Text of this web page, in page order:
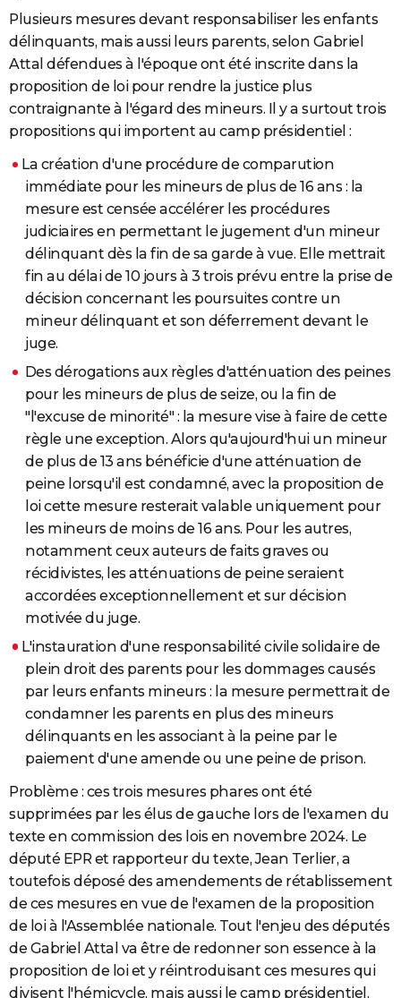
Plusieurs mesures devant responsabiliser les enfants
délinquants, mais aussi leurs parents, selon Gabriel
Attal défendues à l'époque ont été inscrite dans la
proposition de loi pour rendre la justice plus
contraignante à l'égard des mineurs. Il y a surtout trois
propositions qui importent au camp présidentiel :
La création d'une procédure de comparution
immédiate pour les mineurs de plus de 16 ans : la
mesure est censée accélérer les procédures
judiciaires en permettant le jugement d'un mineur
délinquant dès la fin de sa garde à vue. Elle mettrait
fin au délai de 10 jours à 3 trois prévu entre la prise de
décision concernant les poursuites contre un
mineur délinquant et son déferrement devant le
juge.
Des dérogations aux règles d'atténuation des peines
pour les mineurs de plus de seize, ou la fin de
"l'excuse de minorité" : la mesure vise à faire de cette
règle une exception. Alors qu'aujourd'hui un mineur
de plus de 13 ans bénéficie d'une atténuation de
peine lorsqu'il est condamné, avec la proposition de
loi cette mesure resterait valable uniquement pour
les mineurs de moins de 16 ans. Pour les autres,
notamment ceux auteurs de faits graves ou
récidivistes, les atténuations de peine seraient
accordées exceptionnellement et sur décision
motivée du juge.
L'instauration d'une responsabilité civile solidaire de
plein droit des parents pour les dommages causés
par leurs enfants mineurs : la mesure permettrait de
condamner les parents en plus des mineurs
délinquants en les associant à la peine par le
paiement d'une amende ou une peine de prison.
Problème : ces trois mesures phares ont été
supprimées par les élus de gauche lors de l'examen du
texte en commission des lois en novembre 2024. Le
député EPR et rapporteur du texte, Jean Terlier, a
toutefois déposé des amendements de rétablissement
de ces mesures en vue de l'examen de la proposition
de loi à l'Assemblée nationale. Tout l'enjeu des députés
de Gabriel Attal va être de redonner son essence à la
proposition de loi et y réintroduisant ces mesures qui
divisent l'hémicycle, mais aussi le camp présidentiel.